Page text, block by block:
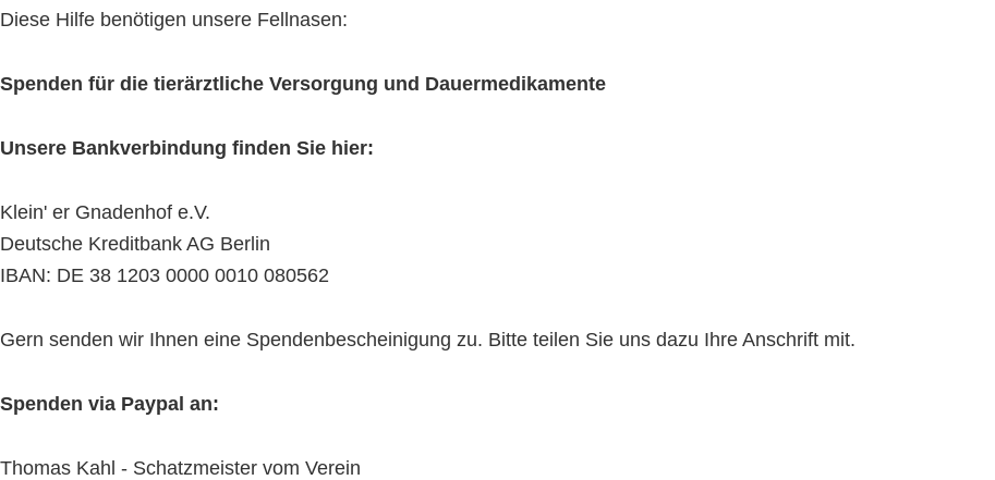
Diese Hilfe benötigen unsere Fellnasen:
Spenden für die tierärztliche Versorgung und Dauermedikamente
Unsere Bankverbindung finden Sie hier:
Klein' er Gnadenhof e.V.
Deutsche Kreditbank AG Berlin
IBAN: DE 38 1203 0000 0010 080562
Gern senden wir Ihnen eine Spendenbescheinigung zu. Bitte teilen Sie uns dazu Ihre Anschrift mit.
Spenden via Paypal an:
Thomas Kahl - Schatzmeister vom Verein